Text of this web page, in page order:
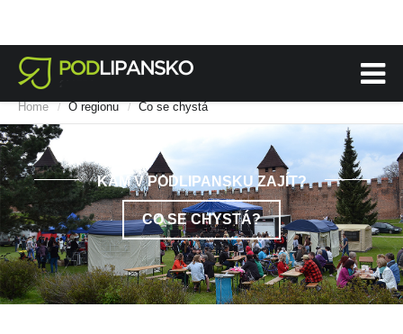
Home / O regionu / Co se chystá
KAM V PODLIPANSKU ZAJÍT?
CO SE CHYSTÁ?